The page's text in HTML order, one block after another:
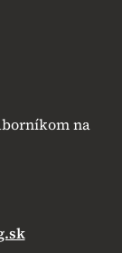
na